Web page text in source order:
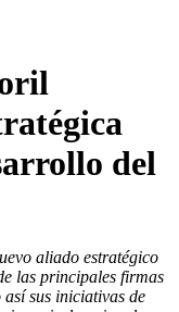
del
aliado estratégico
las principales firmas
sus iniciativas de